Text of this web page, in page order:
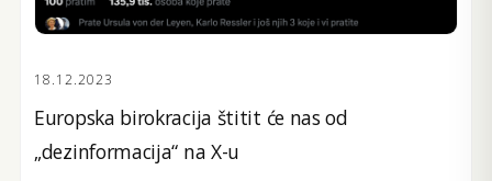
18.12.2023
Europska birokracija štitit će nas od
„dezinformacija“ na X-u